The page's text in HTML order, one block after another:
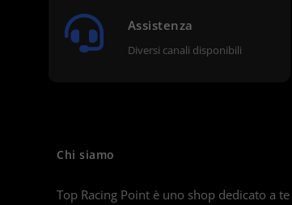
Assistenza
Diversi canali disponibili
Chi siamo
Top Racing Point è uno shop dedicato a